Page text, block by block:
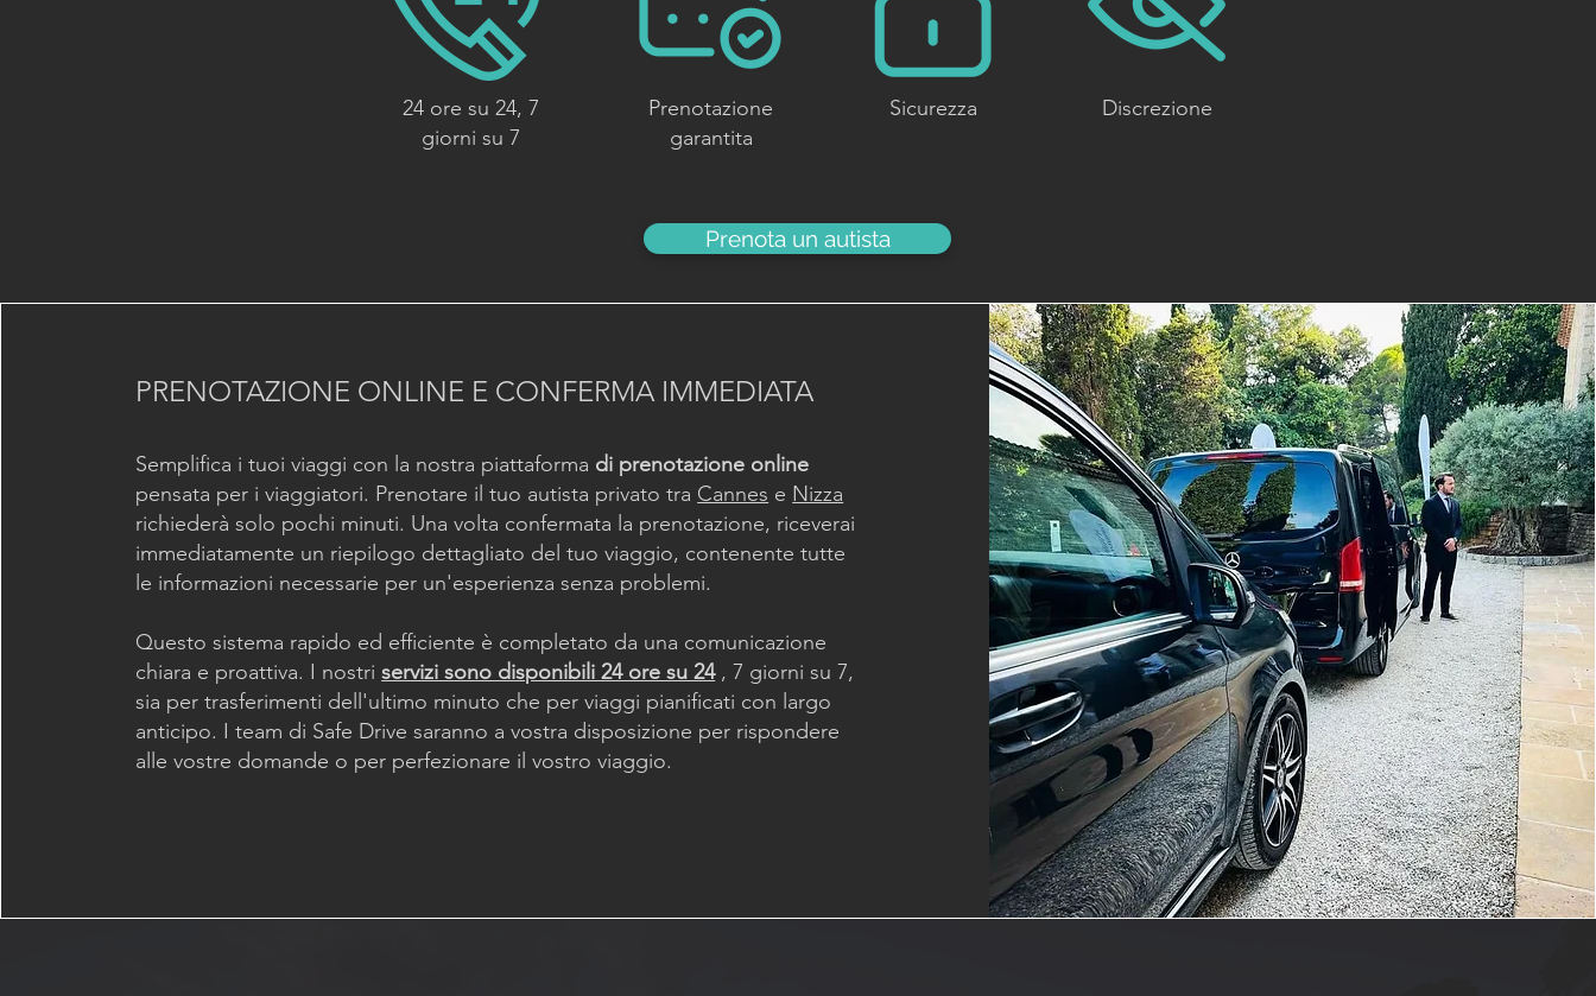
24 ore su 24, 7
giorni su 7
Prenotazione
garantita
Sicurezza Discrezione
Prenota un autista
PRENOTAZIONE ONLINE E CONFERMA IMMEDIATA
Semplifica i tuoi viaggi con la nostra piattaforma di prenotazione online
pensata per i viaggiatori. Prenotare il tuo autista privato tra Cannes e Nizza
richiederà solo pochi minuti. Una volta confermata la prenotazione, riceverai
immediatamente un riepilogo dettagliato del tuo viaggio, contenente tutte
le informazioni necessarie per un'esperienza senza problemi.
Questo sistema rapido ed efficiente è completato da una comunicazione
chiara e proattiva. I nostriservizi sono disponibili 24 ore su 24, 7 giorni su 7,
sia per trasferimenti dell'ultimo minuto che per viaggi pianificati con largo
anticipo. I team di Safe Drive saranno a vostra disposizione per rispondere
alle vostre domande o per perfezionare il vostro viaggio.